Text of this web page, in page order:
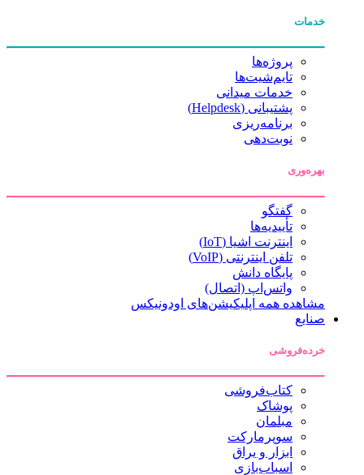
خدمات
پروژه‌ها
تایم‌شیت‌ها
خدمات میدانی
پشتیبانی (Helpdesk)
برنامه‌ریزی
نوبت‌دهی
بهره‌وری
گفتگو
تأییدیه‌ها
اینترنت اشیا (IoT)
تلفن اینترنتی (VoIP)
پایگاه دانش
واتس‌اپ (اتصال)
مشاهده همه اپلیکیشن‌های اودونیکس
صنایع
خرده‌فروشی
کتاب‌فروشی
پوشاک
مبلمان
سوپرمارکت
ابزار و یراق
اسباب‌بازی